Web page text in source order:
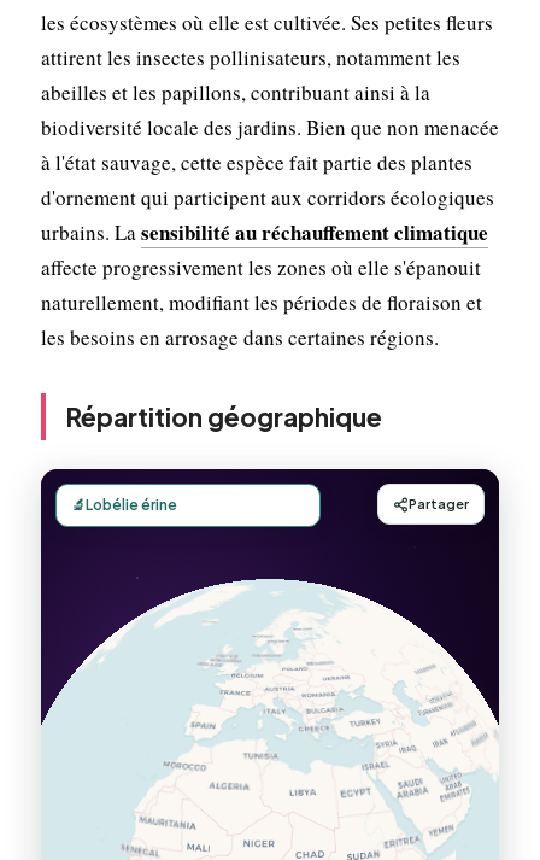
les écosystèmes où elle est cultivée. Ses petites fleurs
attirent les insectes pollinisateurs, notamment les
abeilles et les papillons, contribuant ainsi à la
biodiversité locale des jardins. Bien que non menacée
à l'état sauvage, cette espèce fait partie des plantes
d'ornement qui participent aux corridors écologiques
urbains. Lasensibilité au réchauffement climatique
affecte progressivement les zones où elle s'épanouit
naturellement, modifiant les périodes de floraison et
les besoins en arrosage dans certaines régions.
Répartition géographique